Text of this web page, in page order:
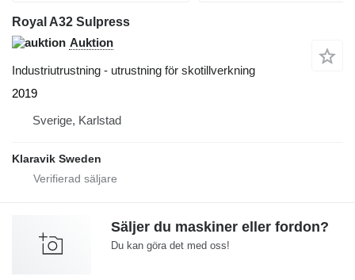
Royal A32 Sulpress
Auktion
Industriutrustning - utrustning för skotillverkning
2019
Sverige, Karlstad
Klaravik Sweden
Säljer du maskiner eller fordon?
Du kan göra det med oss!